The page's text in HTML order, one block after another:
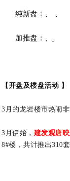
纯新盘：
加推盘： 、
【开盘及楼盘活动 】
3月的龙岩楼市热闹非
3月伊始， 建发观唐映
8#楼，共计推出310套